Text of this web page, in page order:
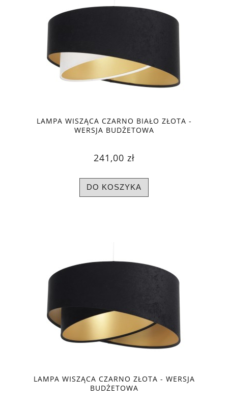
LAMPA WISZĄCA CZARNO BIAŁO ZŁOTA -
WERSJA BUDŻETOWA
241,00 zł
DO KOSZYKA
LAMPA WISZĄCA CZARNO ZŁOTA - WERSJA
BUDŻETOWA